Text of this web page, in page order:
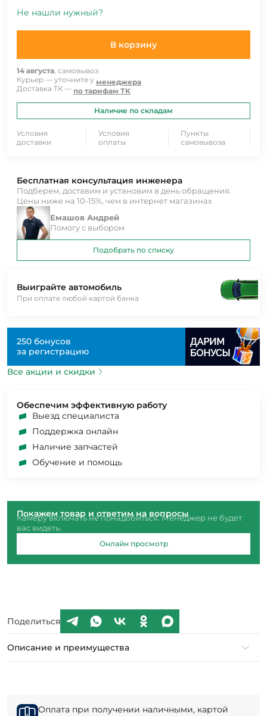
Не нашли нужный?
В корзину
14 августа, самовывоз
Курьер — уточните у менеджера
Доставка ТК — по тарифам ТК
Наличие по складам
Условия
доставки
Условия
оплаты
Пункты
самовывоза
Выиграйте автомобиль
При оплате любой картой банка
250 бонусов
за регистрацию
Все акции и скидки
Обеспечим эффективную работу
Выезд специалиста
Поддержка онлайн
Наличие запчастей
Обучение и помощь
Покажем товар и ответим на вопросы
Камеру включать не понадобиться. Менеджер не будет
вас видеть.
Онлайн просмотр
Бесплатная консультация инженера
Подберем, доставим и установим в день обращения.
Цены ниже на 10-15%, чем в интернет магазинах
Емашов Андрей
Помогу с выбором
Подобрать по списку
Поделиться
Описание и преимущества
Оплата при получении наличными, картой